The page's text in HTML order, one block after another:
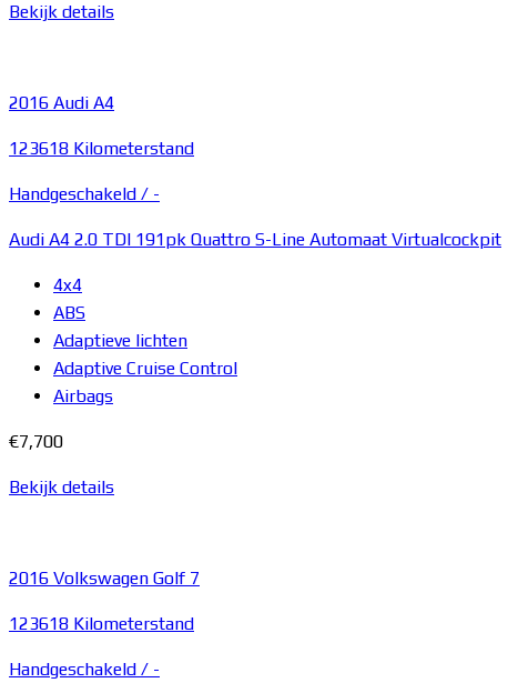
Bekijk details
2016 Audi A4
123618 Kilometerstand
Handgeschakeld / -
Audi A4 2.0 TDI 191pk Quattro S-Line Automaat Virtualcockpit
4x4
ABS
Adaptieve lichten
Adaptive Cruise Control
Airbags
€7,700
Bekijk details
2016 Volkswagen Golf 7
123618 Kilometerstand
Handgeschakeld / -